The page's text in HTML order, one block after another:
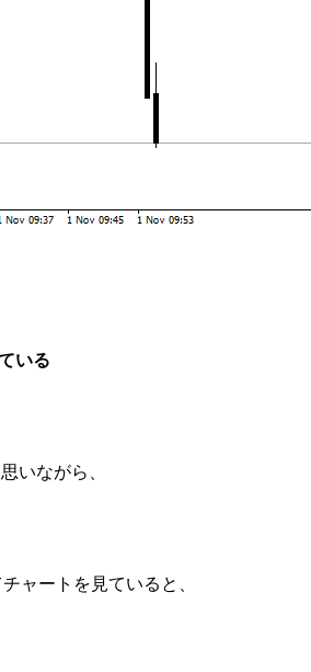
いる
いながら、
ャートを見ていると、